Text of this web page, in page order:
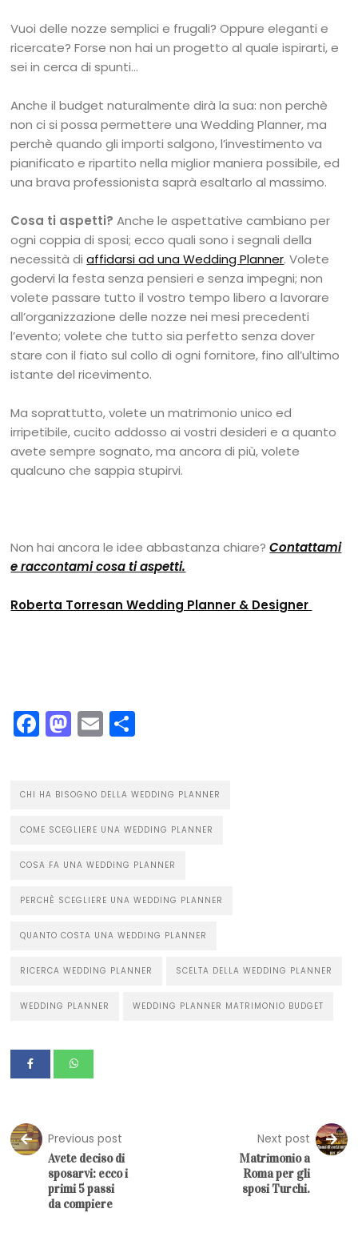
Vuoi delle nozze semplici e frugali? Oppure eleganti e
ricercate? Forse non hai un progetto al quale ispirarti, e
sei in cerca di spunti…
Anche il budget naturalmente dirà la sua: non perchè
non ci si possa permettere una Wedding Planner, ma
perchè quando gli importi salgono, l’investimento va
pianificato e ripartito nella miglior maniera possibile, ed
una brava professionista saprà esaltarlo al massimo.
Cosa ti aspetti?Anche le aspettative cambiano per
ogni coppia di sposi; ecco quali sono i segnali della
necessità diaffidarsi ad una Wedding Planner. Volete
godervi la festa senza pensieri e senza impegni; non
volete passare tutto il vostro tempo libero a lavorare
all’organizzazione delle nozze nei mesi precedenti
l’evento; volete che tutto sia perfetto senza dover
stare con il fiato sul collo di ogni fornitore, fino all’ultimo
istante del ricevimento.
Ma soprattutto, volete un matrimonio unico ed
irripetibile, cucito addosso ai vostri desideri e a quanto
avete sempre sognato, ma ancora di più, volete
qualcuno che sappia stupirvi.
Non hai ancora le idee abbastanza chiare?Contattami
e raccontami cosa ti aspetti.
Roberta Torresan Wedding Planner & Designer
Facebook
Mastodon
Email
CHI HA BISOGNO DELLA WEDDING PLANNER
COME SCEGLIERE UNA WEDDING PLANNER
COSA FA UNA WEDDING PLANNER
PERCHÈ SCEGLIERE UNA WEDDING PLANNER
QUANTO COSTA UNA WEDDING PLANNER
RICERCA WEDDING PLANNER SCELTA DELLA WEDDING PLANNER
WEDDING PLANNER WEDDING PLANNER MATRIMONIO BUDGET
Previous post
Avete deciso di
sposarvi: ecco i
primi 5 passi
da compiere
Next post
Matrimonio a
Roma per gli
sposi Turchi.